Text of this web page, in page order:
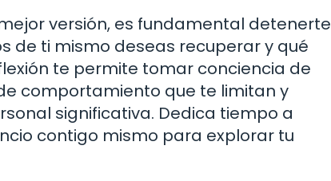
versión, es fundamental detenerte
de ti mismo deseas recuperar y qué
te permite tomar conciencia de
comportamiento que te limitan y
significativa. Dedica tiempo a
contigo mismo para explorar tu